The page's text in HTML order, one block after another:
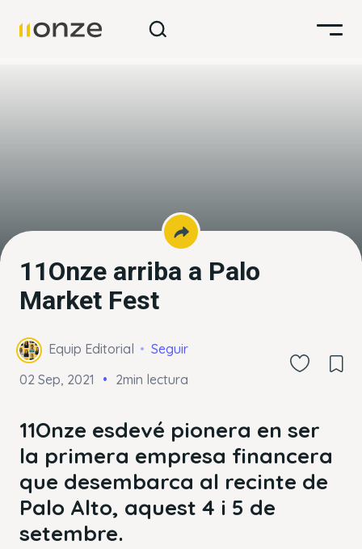
11Onze arriba a Palo
Market Fest
Equip Editorial
Seguir
02 Sep, 2021
2min lectura
11Onze esdevé pionera en ser
la primera empresa financera
que desembarca al recinte de
Palo Alto, aquest 4 i 5 de
setembre.